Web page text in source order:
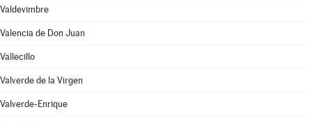
Valdevimbre
Valencia de Don Juan
Vallecillo
Valverde de la Virgen
Valverde-Enrique